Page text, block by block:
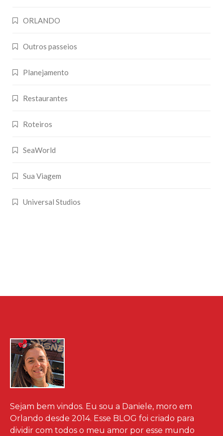
ORLANDO
Outros passeios
Planejamento
Restaurantes
Roteiros
SeaWorld
Sua Viagem
Universal Studios
Sejam bem vindos. Eu sou a Daniele, moro em
Orlando desde 2014. Esse BLOG foi criado para
dividir com todos o meu amor por esse mundo